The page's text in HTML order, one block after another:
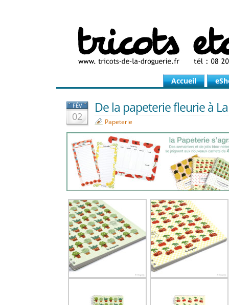
Accueil
FÉV
02
De la papeterie fleurie à
Papeterie